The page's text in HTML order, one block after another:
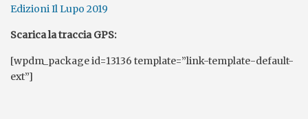
Edizioni Il Lupo 2019
Scarica la traccia GPS:
[wpdm_package id=13136 template=”link-template-default-
ext”]